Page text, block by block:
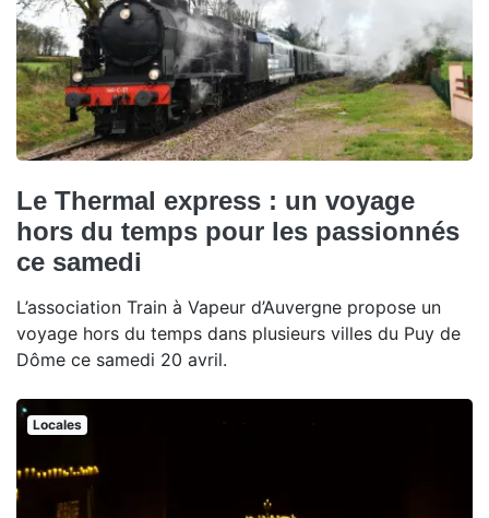
Le Thermal express : un voyage
hors du temps pour les passionnés
ce samedi
L’association Train à Vapeur d’Auvergne propose un
voyage hors du temps dans plusieurs villes du Puy de
Dôme ce samedi 20 avril.
Locales